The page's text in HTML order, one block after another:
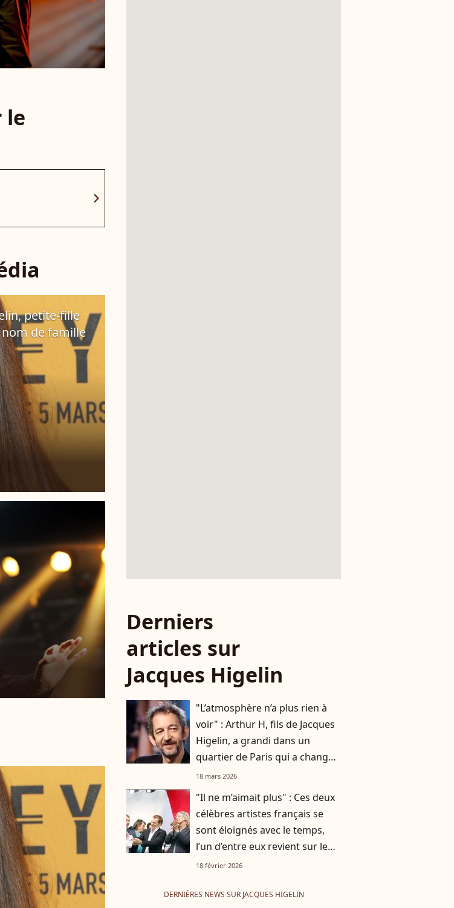
le
chevron_right
petite-fille
nom de famille
Derniers
articles sur
Jacques Higelin
"L’atmosphère n’a plus rien à
voir" : Arthur H, fils de Jacques
Higelin, a grandi dans un
quartier de Paris qui a changé
du tout au tout
18 mars 2026
"Il ne m’aimait plus" : Ces deux
célèbres artistes français se
sont éloignés avec le temps,
l’un d’entre eux revient sur leur
brouille
18 février 2026
DERNIÈRES NEWS SUR JACQUES HIGELIN